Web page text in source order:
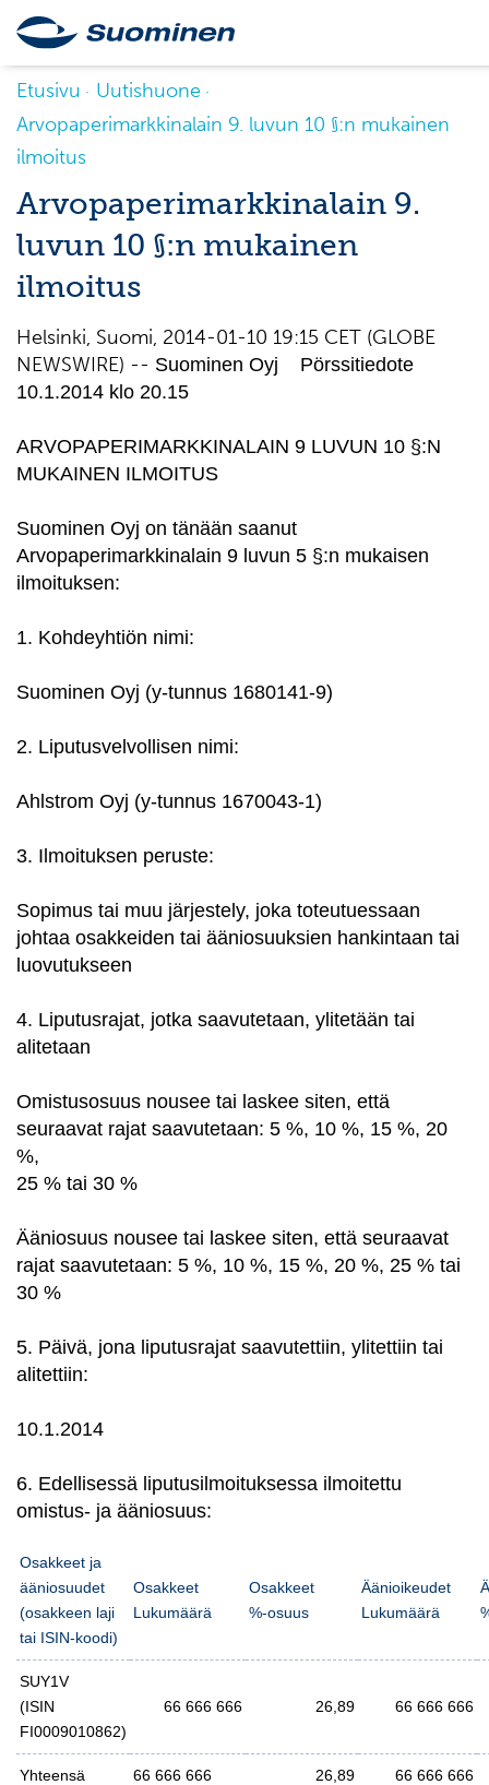
Etusivu
Uutishuone
Arvopaperimarkkinalain 9. luvun 10 §:n mukainen
ilmoitus
Arvopaperimarkkinalain 9.
luvun 10 §:n mukainen
ilmoitus
Helsinki, Suomi, 2014-01-10 19:15 CET (GLOBE
NEWSWIRE) -- Suominen Oyj Pörssitiedote
10.1.2014 klo 20.15
ARVOPAPERIMARKKINALAIN 9 LUVUN 10 §:N
MUKAINEN ILMOITUS
Suominen Oyj on tänään saanut
Arvopaperimarkkinalain 9 luvun 5 §:n mukaisen
ilmoituksen:
1. Kohdeyhtiön nimi:
Suominen Oyj (y-tunnus 1680141-9)
2. Liputusvelvollisen nimi:
Ahlstrom Oyj (y-tunnus 1670043-1)
3. Ilmoituksen peruste:
Sopimus tai muu järjestely, joka toteutuessaan
johtaa osakkeiden tai ääniosuuksien hankintaan tai
luovutukseen
4. Liputusrajat, jotka saavutetaan, ylitetään tai
alitetaan
Omistusosuus nousee tai laskee siten, että
seuraavat rajat saavutetaan: 5 %, 10 %, 15 %, 20
%,
25 % tai 30 %
Ääniosuus nousee tai laskee siten, että seuraavat
rajat saavutetaan: 5 %, 10 %, 15 %, 20 %, 25 % tai
30 %
5. Päivä, jona liputusrajat saavutettiin, ylitettiin tai
alitettiin:
10.1.2014
6. Edellisessä liputusilmoituksessa ilmoitettu
omistus- ja ääniosuus:
Osakkeet ja
ääniosuudet
(osakkeen laji
tai ISIN-koodi)
Osakkeet
Lukumäärä
Osakkeet
%-osuus
Äänioikeudet
Lukumäärä
SUY1V
(ISIN
FI0009010862)
66 666 666 26,89 66 666 666
Yhteensä 66 666 666 26,89 66 666 666